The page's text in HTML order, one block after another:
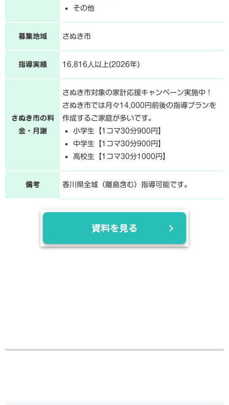
その他
募集地域 さぬき市
指導実績 16,816人以上(2026年)
さぬき市の料
金・月謝
さぬき市対象の家計応援キャンペーン実施中！
さぬき市では月々14,000円前後の指導プランを
作成するご家庭が多いです。
小学生【1コマ30分900円】
中学生【1コマ30分900円】
高校生【1コマ30分1000円】
備考 香川県全域（離島含む）指導可能です。
資料を見る